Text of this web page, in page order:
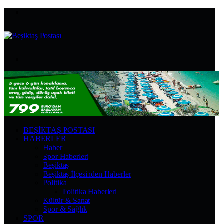
...
BEŞIKTAŞ POSTASI
HABERLER
Haber
Spor Haberleri
Beşiktaş
Beşiktaş İlçesinden Haberler
Politika
Politika Haberleri
Kültür & Sanat
Spor & Sağlık
SPOR